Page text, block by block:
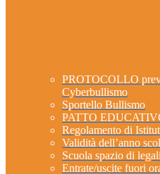
PROTOCOLLO
Cyberbullismo
Sportello Bullismo
PATTO
Regolamento di
Validità dell’anno
Scuola spazio di
Entrate/uscite fuori